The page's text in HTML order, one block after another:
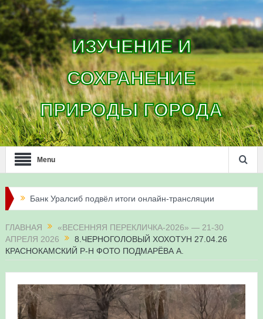
ИЗУЧЕНИЕ И
СОХРАНЕНИЕ
ПРИРОДЫ ГОРОДА
Menu
Банк Уралсиб подвёл итоги онлайн-трансляции
Итоги акции «Соловьиные вечера-2026» в
Три птенца сапсанов Уралсиба получили имена и
кольца
ГЛАВНАЯ
«ВЕСЕННЯЯ ПЕРЕКЛИЧКА-2026» — 21-30
АПРЕЛЯ 2026
8.ЧЕРНОГОЛОВЫЙ ХОХОТУН 27.04.26
КРАСНОКАМСКИЙ Р-Н ФОТО ПОДМАРЁВА А.